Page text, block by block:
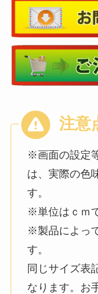
※画面の設定
は、実際の色
す。
※単位はｃｍ
※製品によっ
す。
同じサイズ表
なります。お